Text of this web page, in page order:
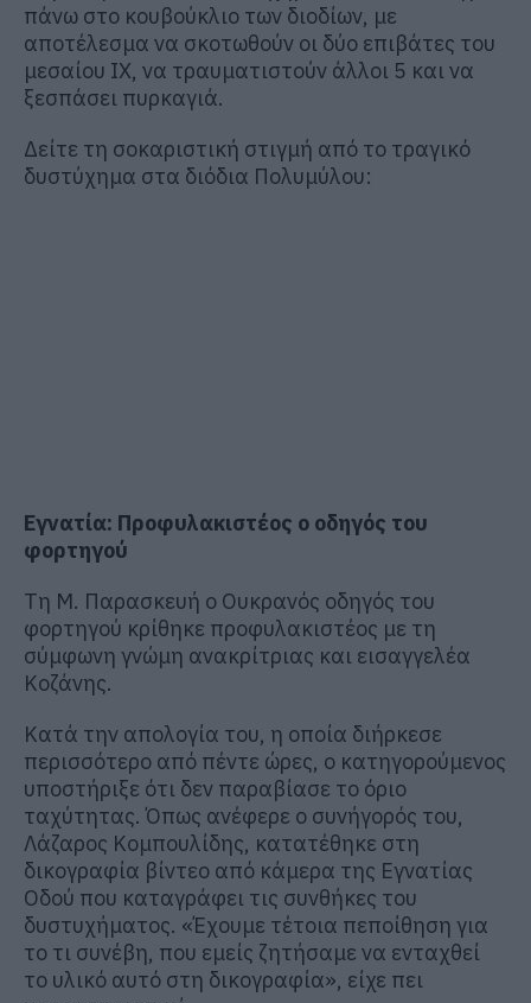
πάνω στο κουβούκλιο των διοδίων, με
αποτέλεσμα να σκοτωθούν οι δύο επιβάτες του
μεσαίου ΙΧ, να τραυματιστούν άλλοι 5 και να
ξεσπάσει πυρκαγιά.
Δείτε τη σοκαριστική στιγμή από το τραγικό
δυστύχημα στα διόδια Πολυμύλου:
Εγνατία: Προφυλακιστέος ο οδηγός του
φορτηγού
Τη Μ. Παρασκευή ο Ουκρανός οδηγός του
φορτηγού κρίθηκε προφυλακιστέος με τη
σύμφωνη γνώμη ανακρίτριας και εισαγγελέα
Κοζάνης.
Κατά την απολογία του, η οποία διήρκεσε
περισσότερο από πέντε ώρες, ο κατηγορούμενος
υποστήριξε ότι δεν παραβίασε το όριο
ταχύτητας. Όπως ανέφερε ο συνήγορός του,
Λάζαρος Κομπουλίδης, κατατέθηκε στη
δικογραφία βίντεο από κάμερα της Εγνατίας
Οδού που καταγράφει τις συνθήκες του
δυστυχήματος. «Έχουμε τέτοια πεποίθηση για
το τι συνέβη, που εμείς ζητήσαμε να ενταχθεί
το υλικό αυτό στη δικογραφία», είχε πει